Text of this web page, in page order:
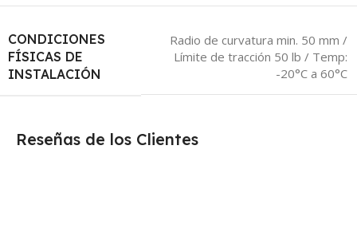
CONDICIONES
FÍSICAS DE
INSTALACIÓN
Radio de curvatura min. 50 mm /
Límite de tracción 50 lb / Temp:
-20°C a 60°C
Reseñas de los Clientes